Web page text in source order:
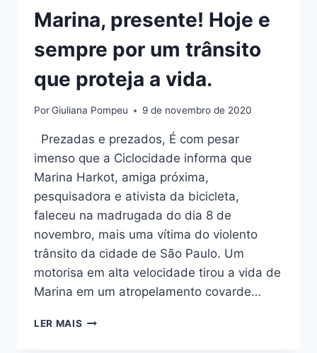
Marina, presente! Hoje e
sempre por um trânsito
que proteja a vida.
PorGiuliana Pompeu 9 de novembro de 2020
Prezadas e prezados, É com pesar
imenso que a Ciclocidade informa que
Marina Harkot, amiga próxima,
pesquisadora e ativista da bicicleta,
faleceu na madrugada do dia 8 de
novembro, mais uma vítima do violento
trânsito da cidade de São Paulo. Um
motorisa em alta velocidade tirou a vida de
Marina em um atropelamento covarde…
LER MAIS MARINA,